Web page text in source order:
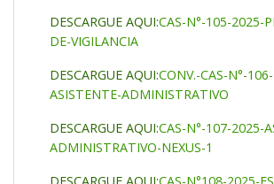
DESCARGUE AQUI:CAS-N°-105-2025-
DE-VIGILANCIA
DESCARGUE AQUI:CONV.-CAS-N°-
ASISTENTE-ADMINISTRATIVO
DESCARGUE AQUI:CAS-N°-107-2025-
ADMINISTRATIVO-NEXUS-1